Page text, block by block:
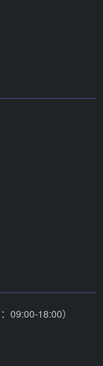
09:00-18:00）